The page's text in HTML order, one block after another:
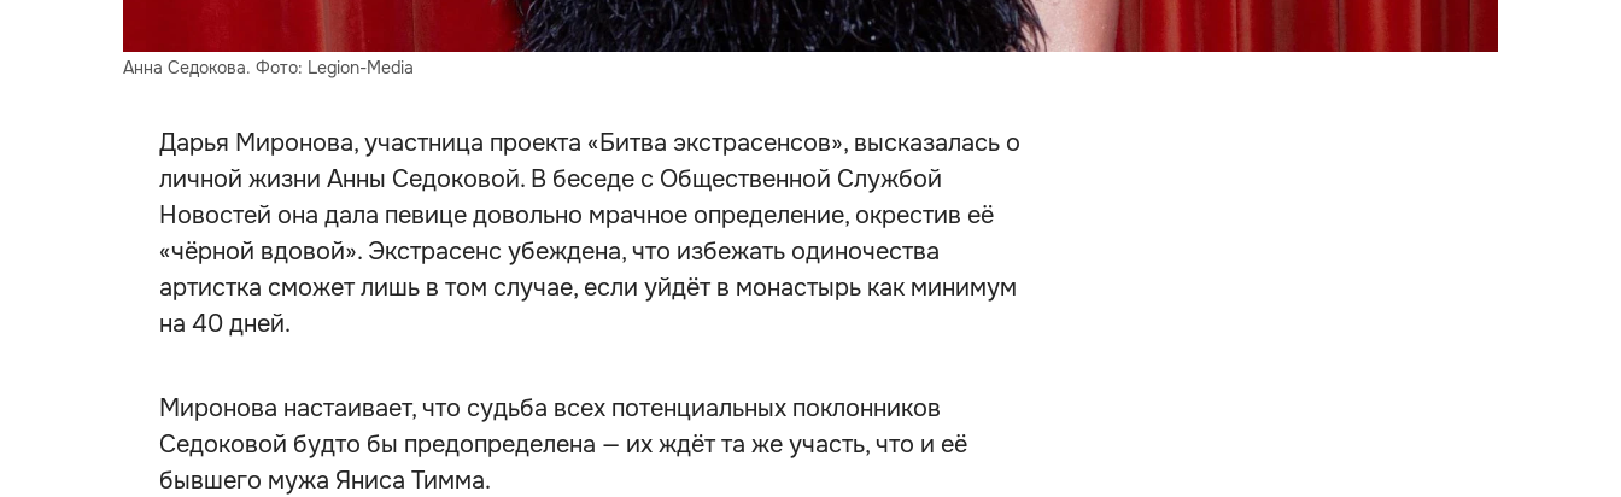
Анна Седокова. Фото: Legion-Media
Дарья Миронова, участница проекта «Битва экстрасенсов», высказалась о
личной жизни Анны Седоковой. В беседе с Общественной Службой
Новостей она дала певице довольно мрачное определение, окрестив её
«чёрной вдовой». Экстрасенс убеждена, что избежать одиночества
артистка сможет лишь в том случае, если уйдёт в монастырь как минимум
на 40 дней.
Миронова настаивает, что судьба всех потенциальных поклонников
Седоковой будто бы предопределена — их ждёт та же участь, что и её
бывшего мужа Яниса Тимма.